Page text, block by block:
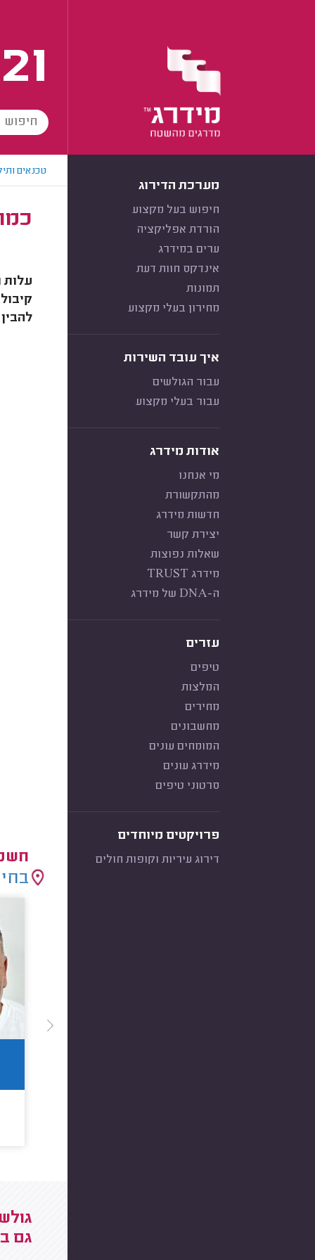
מערכת הדירוג
חיפוש בעל מקצוע
הורדת אפליקציה
ערים במידרג
אינדקס חוות דעת
תמונות
מחירון בעלי מקצוע
איך עובד השירות
עבור הגולשים
עבור בעלי מקצוע
אודות מידרג
מי אנחנו
מהתקשורת
חדשות מידרג
יצירת קשר
שאלות נפוצות
מידרג TRUST
ה-DNA של מידרג
עזרים
טיפים
המלצות
מחירים
מחשבונים
המומחים עונים
מידרג עונים
סרטוני טיפים
פרויקטים מיוחדים
דירוג עיריות וקופות חולים
טכנאים
גם